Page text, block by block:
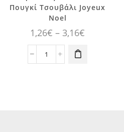
Πουγκί Τσουβάλι Joyeux
Noel
1,26€ – 3,16€
Χριστουγεννιάτικο
Αυτό το
προϊόν έχει
παραλλαγές.
Οι επιλογές
μπορούν να